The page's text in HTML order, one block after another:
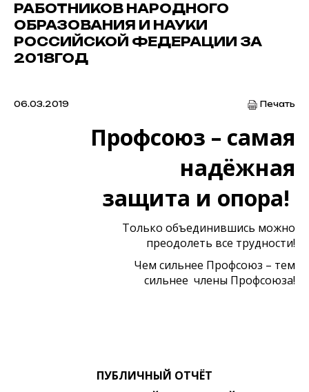
РАБОТНИКОВ НАРОДНОГО
ОБРАЗОВАНИЯ И НАУКИ
РОССИЙСКОЙ ФЕДЕРАЦИИ ЗА
2018ГОД
06.03.2019 Печать
Профсоюз – самая
надёжная
защита и опора!
Только объединившись можно
преодолеть все трудности!
Чем сильнее Профсоюз – тем
сильнее члены Профсоюза!
ПУБЛИЧНЫЙ ОТЧЁТ